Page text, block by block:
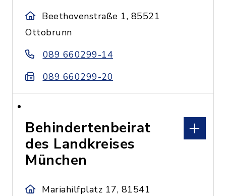
Beethovenstraße 1, 85521
Ottobrunn
089 660299-14
089 660299-20
Behindertenbeirat
des Landkreises
München
Mariahilfplatz 17, 81541